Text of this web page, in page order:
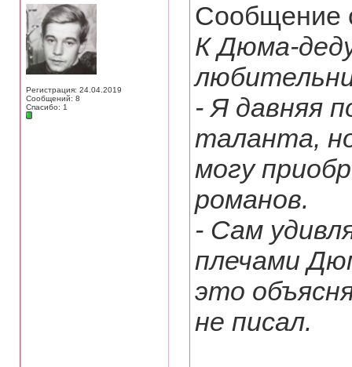
Регистрация: 24.04.2019
Сообщений: 8
Спасибо: 1
Сообщение
К Дюма-
- Я давняя
таланта,
могу
романов.
- Сам
плечами
это
не писал.